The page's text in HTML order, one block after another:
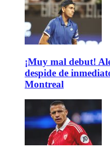
¡Muy mal debut!
despide de
Montreal